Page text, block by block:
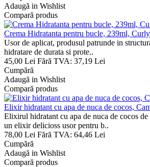
Adaugă in Wishlist
Compară produs
Crema Hidratanta pentru bucle, 239ml,
Usor de aplicat, produsul patrunde in
hidratare de durata si prote..
45,00 Lei Fără TVA: 37,19 Lei
Cumpără
Adaugă in Wishlist
Compară produs
Elixir hidratant cu apa de nuca de cocos,
Elixirul hidratant cu apa de nuca de cocos
un elixir delicioss usor pentru b..
78,00 Lei Fără TVA: 64,46 Lei
Cumpără
Adaugă in Wishlist
Compară produs